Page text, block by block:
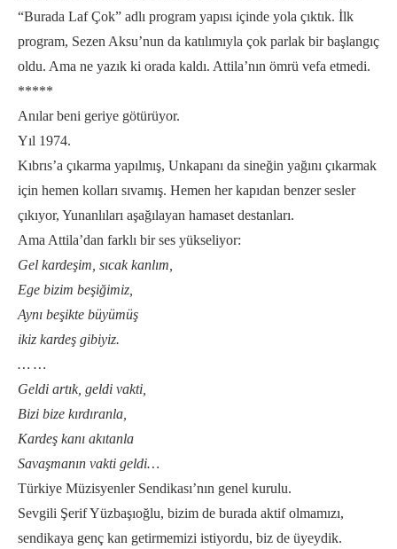
“Burada Laf Çok” adlı program yapısı içinde yola çıktık. İlk
program, Sezen Aksu’nun da katılımıyla çok parlak bir başlangıç
oldu. Ama ne yazık ki orada kaldı. Attila’nın ömrü vefa etmedi.
*****
Anılar beni geriye götürüyor.
Yıl 1974.
Kıbrıs’a çıkarma yapılmış, Unkapanı da sineğin yağını çıkarmak
için hemen kolları sıvamış. Hemen her kapıdan benzer sesler
çıkıyor, Yunanlıları aşağılayan hamaset destanları.
Ama Attila’dan farklı bir ses yükseliyor:
Gel kardeşim, sıcak kanlım,
Ege bizim beşiğimiz,
Aynı beşikte büyümüş
ikiz kardeş gibiyiz.
… …
Geldi artık, geldi vakti,
Bizi bize kırdıranla,
Kardeş kanı akıtanla
Savaşmanın vakti geldi…
Türkiye Müzisyenler Sendikası’nın genel kurulu.
Sevgili Şerif Yüzbaşıoğlu, bizim de burada aktif olmamızı,
sendikaya genç kan getirmemizi istiyordu, biz de üyeydik.